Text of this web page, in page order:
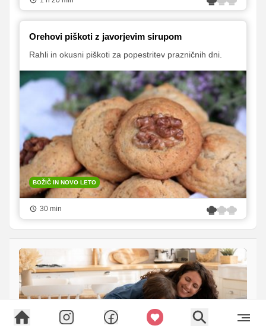
Orehovi piškoti z javorjevim sirupom
Rahli in okusni piškoti za popestritev prazničnih dni.
BOŽIČ IN NOVO LETO
30 min